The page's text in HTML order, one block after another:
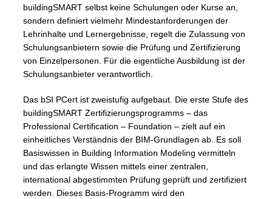
buildingSMART selbst keine Schulungen oder Kurse an,
sondern definiert vielmehr Mindestanforderungen der
Lehrinhalte und Lernergebnisse, regelt die Zulassung von
Schulungsanbietern sowie die Prüfung und Zertifizierung
von Einzelpersonen. Für die eigentliche Ausbildung ist der
Schulungsanbieter verantwortlich.
Das bSI PCert ist zweistufig aufgebaut. Die erste Stufe des
buildingSMART Zertifizierungsprogramms – das
Professional Certification – Foundation – zielt auf ein
einheitliches Verständnis der BIM-Grundlagen ab. Es soll
Basiswissen in Building Information Modeling vermitteln
und das erlangte Wissen mittels einer zentralen,
international abgestimmten Prüfung geprüft und zertifiziert
werden. Dieses Basis-Programm wird den